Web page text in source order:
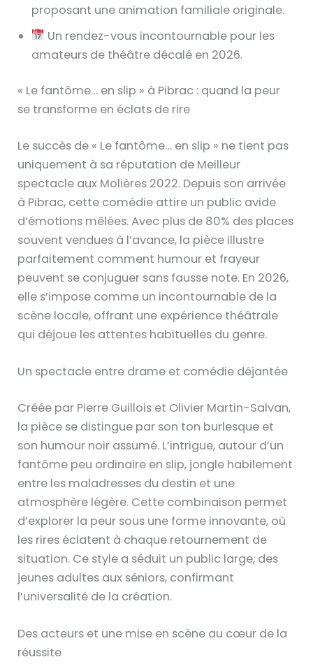
proposant une animation familiale originale.
Un rendez-vous incontournable pour les
amateurs de théâtre décalé en 2026.
« Le fantôme… en slip » à Pibrac : quand la peur
se transforme en éclats de rire
Le succès de « Le fantôme… en slip » ne tient pas
uniquement à sa réputation de Meilleur
spectacle aux Molières 2022. Depuis son arrivée
à Pibrac, cette comédie attire un public avide
d’émotions mêlées. Avec plus de 80% des places
souvent vendues à l’avance, la pièce illustre
parfaitement comment humour et frayeur
peuvent se conjuguer sans fausse note. En 2026,
elle s’impose comme un incontournable de la
scène locale, offrant une expérience théâtrale
qui déjoue les attentes habituelles du genre.
Un spectacle entre drame et comédie déjantée
Créée par Pierre Guillois et Olivier Martin-Salvan,
la pièce se distingue par son ton burlesque et
son humour noir assumé. L’intrigue, autour d’un
fantôme peu ordinaire en slip, jongle habilement
entre les maladresses du destin et une
atmosphère légère. Cette combinaison permet
d’explorer la peur sous une forme innovante, où
les rires éclatent à chaque retournement de
situation. Ce style a séduit un public large, des
jeunes adultes aux séniors, confirmant
l’universalité de la création.
Des acteurs et une mise en scène au cœur de la
réussite